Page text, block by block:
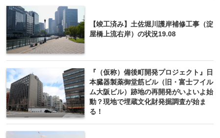
【竣工済み】土佐堀川護岸補修工事（淀
屋橋上流右岸）の状況19.08
『（仮称）備後町開発プロジェクト』日
本臓器製薬御堂筋ビル（旧・富士フイル
ム大阪ビル）跡地の再開発がいよいよ始
動？現地で埋蔵文化財発掘調査が始ま
る！